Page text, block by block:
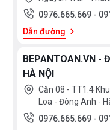
Hoạt động và tiêu thụ
năng lượng
0976.665.669 -
Dẫn đường
BEPANTOAN.VN -
HÀ NỘI
Căn 08 - TT1.4
Loa - Đông Anh -
0976.665.669 -